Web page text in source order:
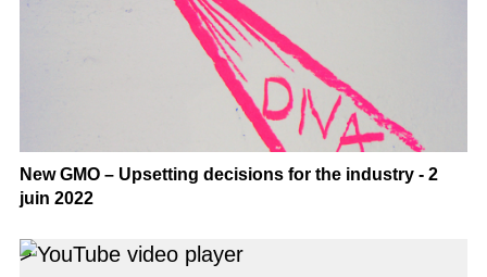
New GMO – Upsetting decisions for the industry - 2
juin 2022
>